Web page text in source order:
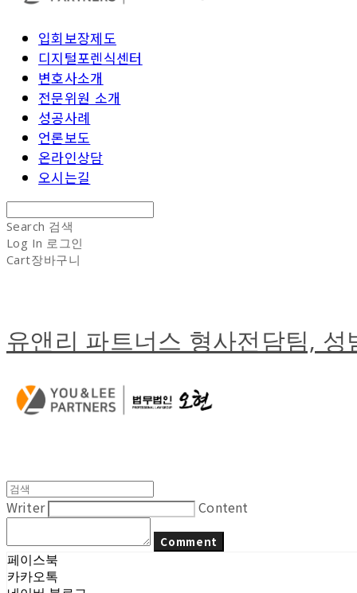
입회보장제도
디지털포렌식센터
변호사소개
전문위원 소개
성공사례
언론보도
온라인상담
오시는길
Search 검색
Log In 로그인
Cart장바구니
유앤리 파트너스 형사전담팀, 성
Writer Content
Comment
페이스북
카카오톡